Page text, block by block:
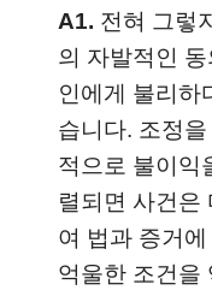
A1. 전혀 그렇
의 자발적인
인에게 불리하
습니다. 조정
적으로 불이익
렬되면 사건은
여 법과 증거
억울한 조건을